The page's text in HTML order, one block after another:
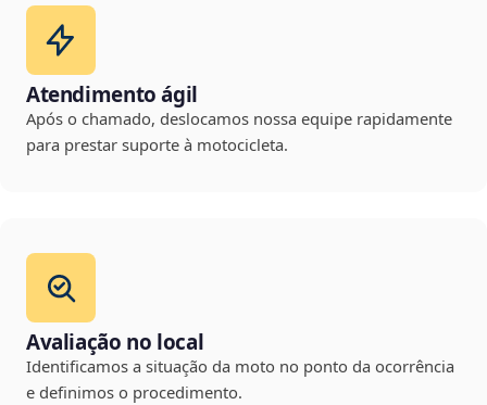
Atendimento ágil
Após o chamado, deslocamos nossa equipe rapidamente
para prestar suporte à motocicleta.
Avaliação no local
Identificamos a situação da moto no ponto da ocorrência
e definimos o procedimento.